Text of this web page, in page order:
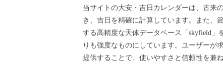
当サイトの大安・吉日カレンダーは、古来
き、吉日を精確に計算しています。また、
する高精度な天体データベース「skyfield」
りも強度なものにしています。ユーザーが
提供することで、使いやすさと信頼性を兼